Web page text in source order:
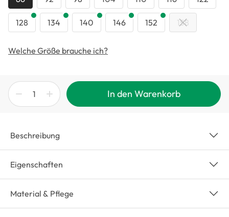
128 134 140 146 152 158
Welche Größe brauche ich?
In den Warenkorb
Beschreibung
Eigenschaften
Material & Pflege